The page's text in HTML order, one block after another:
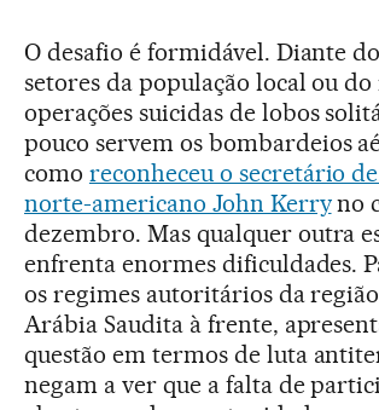
O desafio é formidável. Diante
setores da população local ou
operações suicidas de lobos
pouco servem os bombardeios
como reconheceu o secretário
norte-americano John Kerryno
dezembro. Mas qualquer outra
enfrenta enormes dificuldades.
os regimes autoritários da
Arábia Saudita à frente,
questão em termos de luta
negam a ver que a falta de